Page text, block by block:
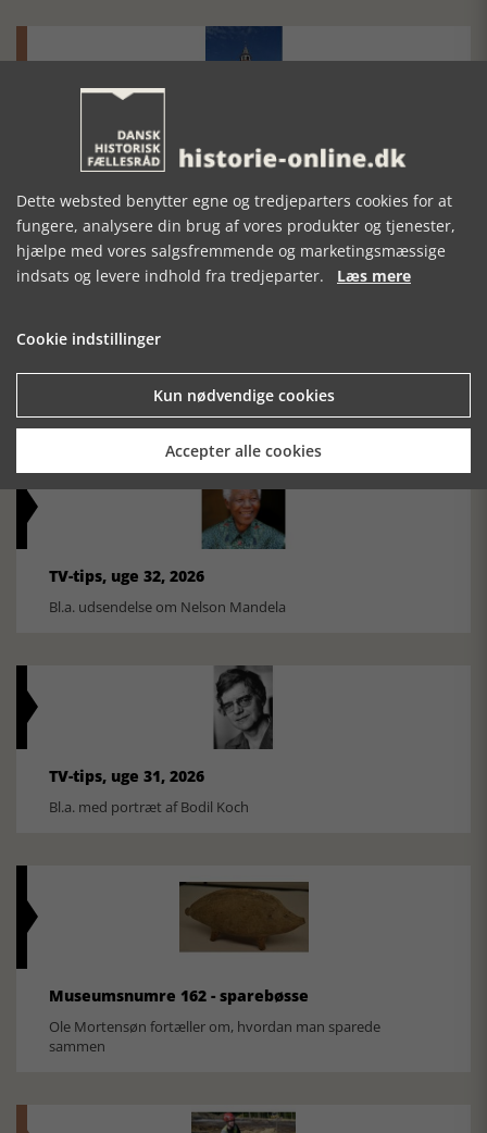
Historisk festival i Faaborg
oktober - 1. november 2026
Historiens Aktører 79 - John Reed
Ole Mortensøn fortæller om den amerikanske journalist
TV-tips, uge 32, 2026
Bl.a. udsendelse om Nelson Mandela
TV-tips, uge 31, 2026
Bl.a. med portræt af Bodil Koch
Museumsnumre 162 - sparebøsse
Ole Mortensøn fortæller om, hvordan man sparede
sammen
Dette websted benytter egne og tredjeparters cookies for at
fungere, analysere din brug af vores produkter og tjenester,
hjælpe med vores salgsfremmende og marketingsmæssige
indsats og levere indhold fra tredjeparter. Læs mere
Cookie indstillinger
Kun nødvendige cookies
Accepter alle cookies